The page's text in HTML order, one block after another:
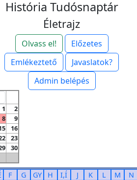
História Tudósnaptár
Életrajz
Olvass el!
Előzetes
Emlékeztető
Javaslatok?
Admin belépés
1
2
8
9
16
23
30
F G GY H I,Í J K L M
N